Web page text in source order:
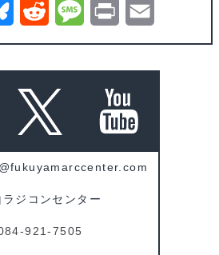
B
u
e
k
R
d
d
i
t
M
s
g
i
n
t
a
ラジコンセンター
921-7505